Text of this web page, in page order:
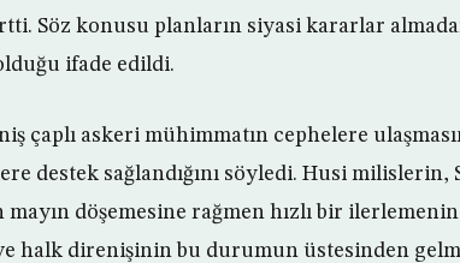
Söz konusu planların siyasi kararlar
ifade edildi.
çaplı askeri mühimmatın cephelere
destek sağlandığını söyledi. Husi milislerin,
döşemesine rağmen hızlı bir
halk direnişinin bu durumun üstesinden